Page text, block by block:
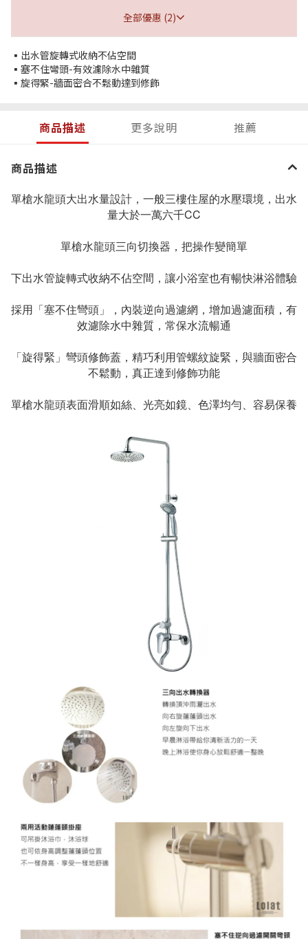
全部優惠 (2)
▪出水管旋轉式收納不佔空間
▪塞不住彎頭-有效濾除水中雜質
▪旋得緊-牆面密合不鬆動達到修飾
商品描述 更多說明 推薦
商品描述
單槍水龍頭大出水量設計，一般三樓住屋的水壓環境，出水
量大於一萬六千CC
單槍水龍頭三向切換器，把操作變簡單
下出水管旋轉式收納不佔空間，讓小浴室也有暢快淋浴體驗
採用「塞不住彎頭」，內裝逆向過濾網，增加過濾面積，有
效濾除水中雜質，常保水流暢通
「旋得緊」彎頭修飾蓋，精巧利用管螺紋旋緊，與牆面密合
不鬆動，真正達到修飾功能
單槍水龍頭表面滑順如絲、光亮如鏡、色澤均勻、容易保養